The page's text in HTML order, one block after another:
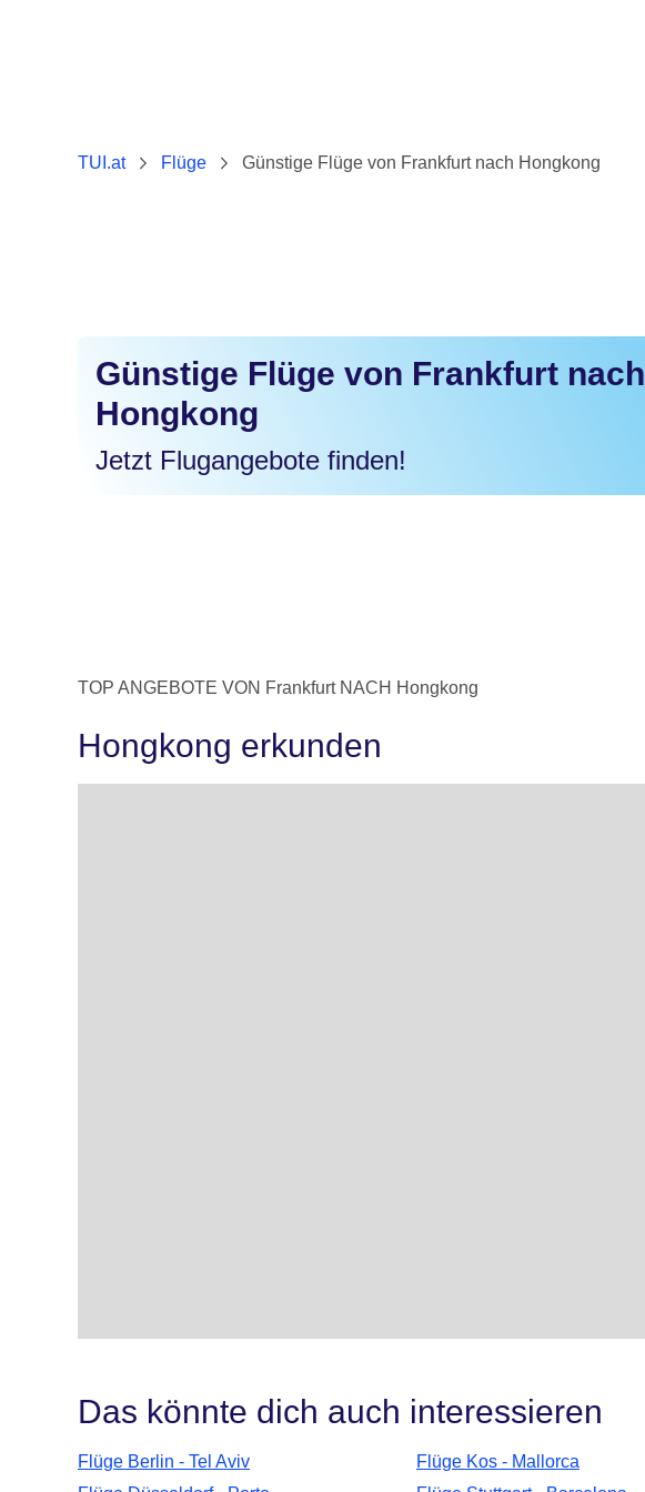
TUI.at Flüge Günstige Flüge von Frankfurt nach Hongkong
Günstige Flüge von Frankfurt nach
Hongkong
Jetzt Flugangebote finden!
TOP ANGEBOTE VON Frankfurt NACH Hongkong
Hongkong erkunden
Das könnte dich auch interessieren
Flüge Berlin - Tel Aviv Flüge Kos - Mallorca